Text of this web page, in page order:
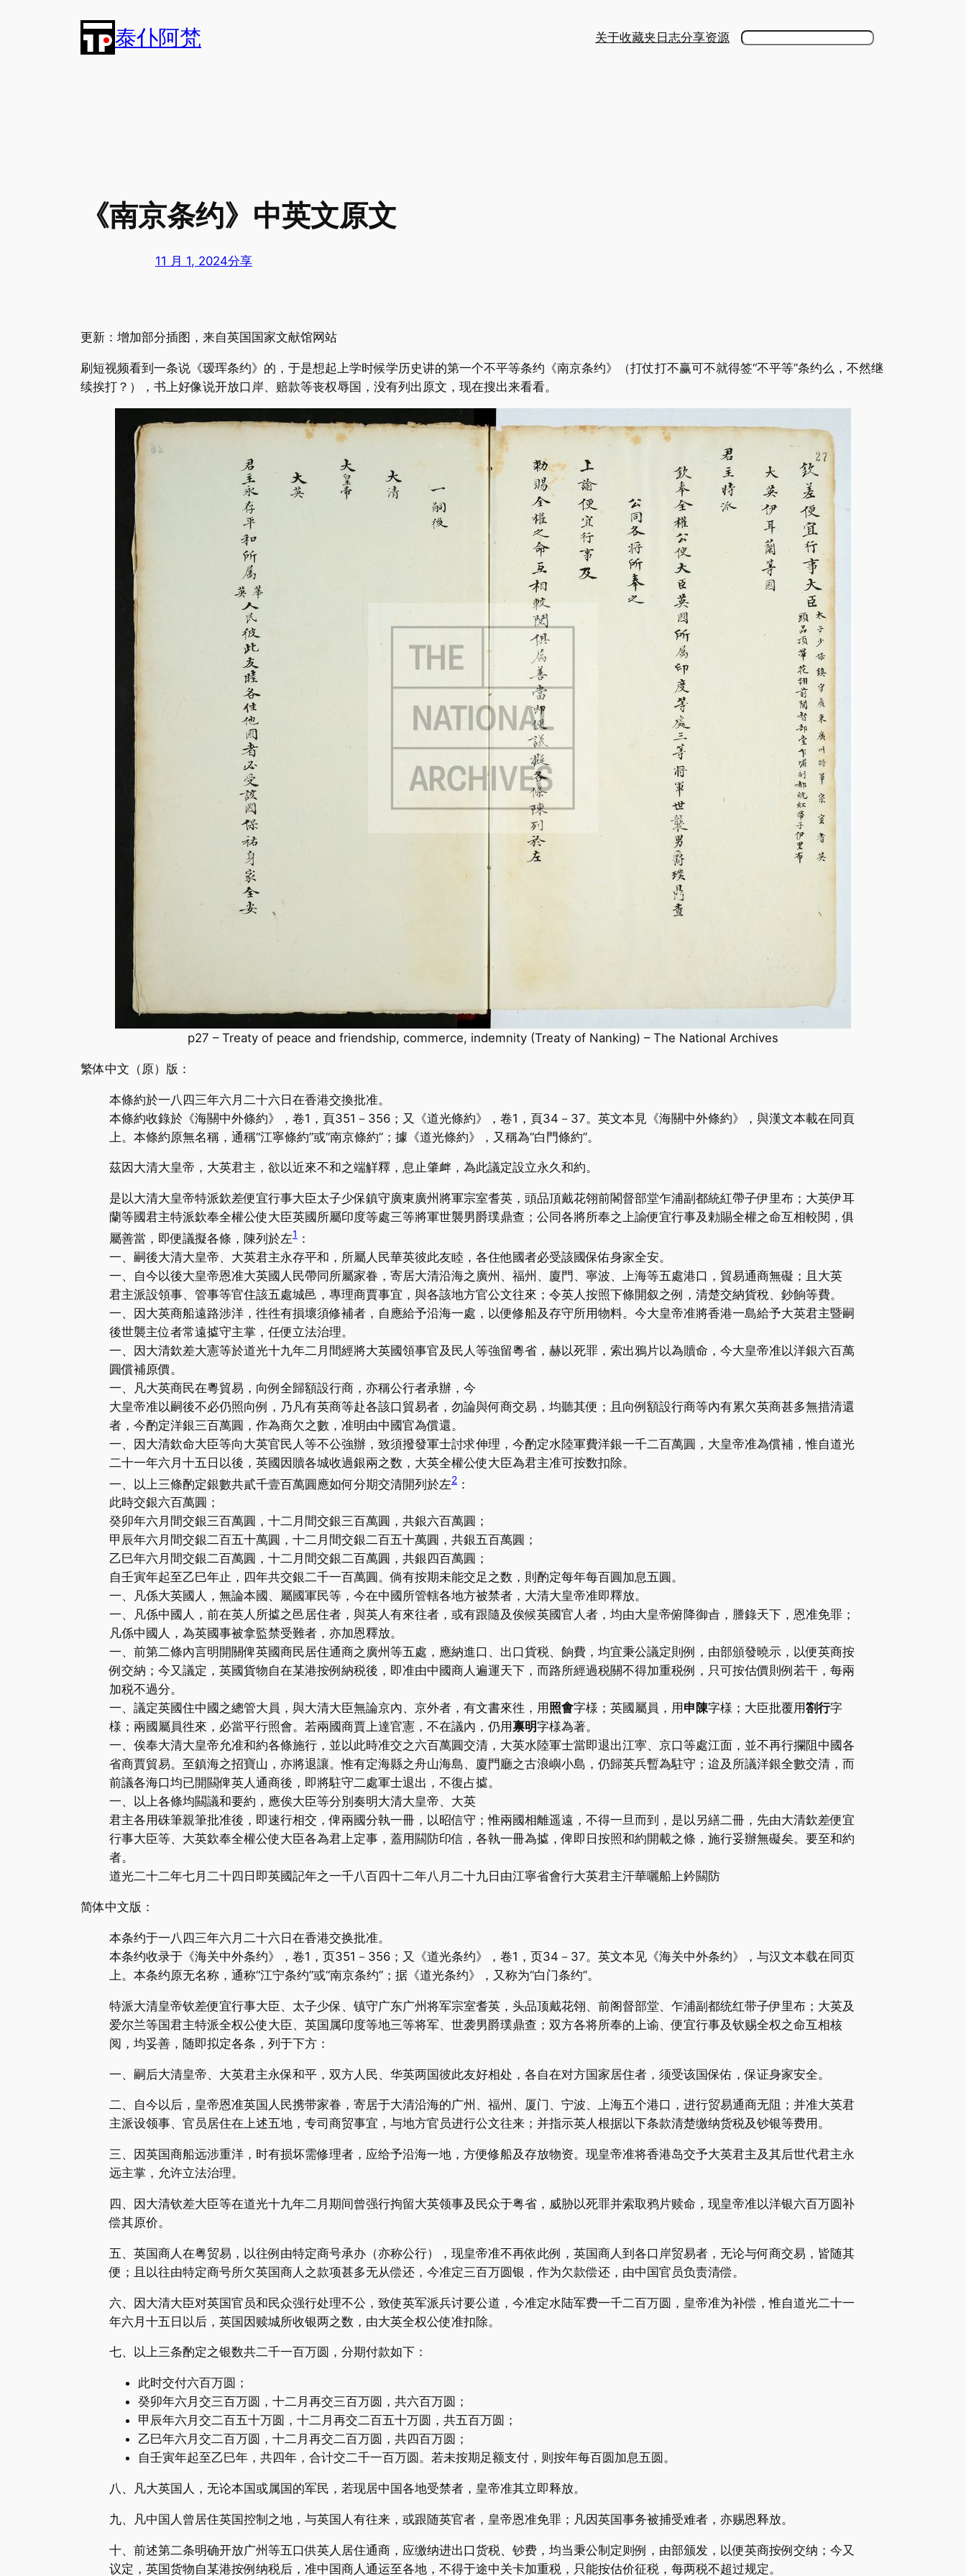
泰仆阿梵 关于收藏夹 日志分享资源
搜
《南京条约》中英文原文
11 月 1, 2024分享
更新：增加部分插图，来自英国国家文献馆网站
刷短视频看到一条说《瑷珲条约》的，于是想起上学时候学历史讲的第一个不平等条约《南京条约》（打仗打不赢可不就得签“不平等”条约么，不然继
续挨打？），书上好像说开放口岸、赔款等丧权辱国，没有列出原文，现在搜出来看看。
p27 – Treaty of peace and friendship, commerce, indemnity (Treaty of Nanking) – The National Archives
繁体中文（原）版：
本條約於一八四三年六月二十六日在香港交換批准。
本條約收錄於《海關中外條約》，卷1，頁351－356；又《道光條約》，卷1，頁34－37。英文本見《海關中外條約》，與漢文本載在同頁
上。本條約原無名稱，通稱“江寧條約”或“南京條約”；據《道光條約》，又稱為“白門條約”。
茲因大清大皇帝，大英君主，欲以近來不和之端觧釋，息止肇衅，為此議定設立永久和約。
是以大清大皇帝特派欽差便宜行事大臣太子少保鎮守廣東廣州將軍宗室耆英，頭品頂戴花翎前閣督部堂乍浦副都統紅帶子伊里布；大英伊耳
蘭等國君主特派欽奉全權公使大臣英國所屬印度等處三等將軍世襲男爵璞鼎查；公同各將所奉之上諭便宜行事及勅賜全權之命互相較閱，俱
屬善當，即便議擬各條，陳列於左1 ：
一、嗣後大清大皇帝、大英君主永存平和，所屬人民華英彼此友睦，各住他國者必受該國保佑身家全安。
一、自今以後大皇帝恩准大英國人民帶同所屬家眷，寄居大清沿海之廣州、福州、廈門、寧波、上海等五處港口，貿易通商無礙；且大英
君主派設領事、管事等官住該五處城邑，專理商賈事宜，與各該地方官公文往來；令英人按照下條開叙之例，清楚交納貨稅、鈔餉等費。
一、因大英商船遠路涉洋，徃徃有損壞須修補者，自應給予沿海一處，以便修船及存守所用物料。今大皇帝准將香港一島給予大英君主暨嗣
後世襲主位者常遠㨿守主掌，任便立法治理。
一、因大清欽差大憲等於道光十九年二月間經將大英國領事官及民人等強留粵省，赫以死罪，索出鴉片以為贖命，今大皇帝准以洋銀六百萬
圓償補原價。
一、凡大英商民在粵貿易，向例全歸額設行商，亦稱公行者承辦，今
大皇帝准以嗣後不必仍照向例，乃凡有英商等赴各該口貿易者，勿論與何商交易，均聽其便；且向例額設行商等內有累欠英商甚多無措清還
者，今酌定洋銀三百萬圓，作為商欠之數，准明由中國官為償還。
一、因大清欽命大臣等向大英官民人等不公強辦，致須撥發軍士討求伸理，今酌定水陸軍費洋銀一千二百萬圓，大皇帝准為償補，惟自道光
二十一年六月十五日以後，英國因贖各城收過銀兩之数，大英全權公使大臣為君主准可按数扣除。
一、以上三條酌定銀數共貳千壹百萬圓應如何分期交清開列於左2 ：
此時交銀六百萬圓；
癸卯年六月間交銀三百萬圓，十二月間交銀三百萬圓，共銀六百萬圓；
甲辰年六月間交銀二百五十萬圓，十二月間交銀二百五十萬圓，共銀五百萬圓；
乙巳年六月間交銀二百萬圓，十二月間交銀二百萬圓，共銀四百萬圓；
自壬寅年起至乙巳年止，四年共交銀二千一百萬圓。倘有按期未能交足之数，則酌定每年每百圓加息五圓。
一、凡係大英國人，無論本國、屬國軍民等，今在中國所管轄各地方被禁者，大清大皇帝准即釋放。
一、凡係中國人，前在英人所㨿之邑居住者，與英人有來往者，或有跟隨及俟候英國官人者，均由大皇帝俯降御㫖，謄錄天下，恩准免罪；
凡係中國人，為英國事被拿監禁受難者，亦加恩釋放。
一、前第二條內言明開關俾英國商民居住通商之廣州等五處，應納進口、出口貨税、餉費，均宜秉公議定則例，由部頒發曉示，以便英商按
例交納；今又議定，英國貨物自在某港按例納税後，即准由中國商人遍運天下，而路所經過税關不得加重税例，只可按估價則例若干，每兩
加税不過分。
一、議定英國住中國之總管大員，與大清大臣無論京內、京外者，有文書來徃，用 照㑹字様；英國屬員，用 申陳字様；大臣批覆用劄行字
様；兩國屬員徃來，必當平行照會。若兩國商賈上達官憲，不在議內，仍用 禀明字様為著。
一、俟奉大清大皇帝允准和約各條施行，並以此時准交之六百萬圓交清，大英水陸軍士當即退出江寕、京口等處江面，並不再行攔阻中國各
省商賈貿易。至鎮海之招寶山，亦將退讓。惟有定海縣之舟山海島、廈門廳之古浪嶼小島，仍歸英兵暫為駐守；迨及所議洋銀全數交清，而
前議各海口均已開闗俾英人通商後，即將駐守二處軍士退出，不復占㨿。
一、以上各條均闗議和要約，應俟大臣等分別奏明大清大皇帝、大英
君主各用硃筆親筆批准後，即速行相交，俾兩國分執一冊，以昭信守；惟兩國相離遥遠，不得一旦而到，是以另繕二冊，先由大清欽差便宜
行事大臣等、大英欽奉全權公使大臣各為君上定事，蓋用闗防印信，各執一冊為㨿，俾即日按照和約開載之條，施行妥辦無礙矣。要至和約
者。
道光二十二年七月二十四日即英國記年之一千八百四十二年八月二十九日由江寧省會行大英君主汗華囇船上鈐闗防
简体中文版：
本条约于一八四三年六月二十六日在香港交换批准。
本条约收录于《海关中外条约》，卷1，页351－356；又《道光条约》，卷1，页34－37。英文本见《海关中外条约》，与汉文本载在同页
上。本条约原无名称，通称“江宁条约”或“南京条约”；据《道光条约》，又称为“白门条约”。
特派大清皇帝钦差便宜行事大臣、太子少保、镇守广东广州将军宗室耆英，头品顶戴花翎、前阁督部堂、乍浦副都统红带子伊里布；大英及
爱尔兰等国君主特派全权公使大臣、英国属印度等地三等将军、世袭男爵璞鼎查；双方各将所奉的上谕、便宜行事及钦赐全权之命互相核
阅，均妥善，随即拟定各条，列于下方：
一、嗣后大清皇帝、大英君主永保和平，双方人民、华英两国彼此友好相处，各自在对方国家居住者，须受该国保佑，保证身家安全。
二、自今以后，皇帝恩准英国人民携带家眷，寄居于大清沿海的广州、福州、厦门、宁波、上海五个港口，进行贸易通商无阻；并准大英君
主派设领事、官员居住在上述五地，专司商贸事宜，与地方官员进行公文往来；并指示英人根据以下条款清楚缴纳货税及钞银等费用。
三、因英国商船远涉重洋，时有损坏需修理者，应给予沿海一地，方便修船及存放物资。现皇帝准将香港岛交予大英君主及其后世代君主永
远主掌，允许立法治理。
四、因大清钦差大臣等在道光十九年二月期间曾强行拘留大英领事及民众于粤省，威胁以死罪并索取鸦片赎命，现皇帝准以洋银六百万圆补
偿其原价。
五、英国商人在粤贸易，以往例由特定商号承办（亦称公行），现皇帝准不再依此例，英国商人到各口岸贸易者，无论与何商交易，皆随其
便；且以往由特定商号所欠英国商人之款项甚多无从偿还，今准定三百万圆银，作为欠款偿还，由中国官员负责清偿。
六、因大清大臣对英国官员和民众强行处理不公，致使英军派兵讨要公道，今准定水陆军费一千二百万圆，皇帝准为补偿，惟自道光二十一
年六月十五日以后，英国因赎城所收银两之数，由大英全权公使准扣除。
七、以上三条酌定之银数共二千一百万圆，分期付款如下：
此时交付六百万圆；
癸卯年六月交三百万圆，十二月再交三百万圆，共六百万圆；
甲辰年六月交二百五十万圆，十二月再交二百五十万圆，共五百万圆；
乙巳年六月交二百万圆，十二月再交二百万圆，共四百万圆；
自壬寅年起至乙巳年，共四年，合计交二千一百万圆。若未按期足额支付，则按年每百圆加息五圆。
八、凡大英国人，无论本国或属国的军民，若现居中国各地受禁者，皇帝准其立即释放。
九、凡中国人曾居住英国控制之地，与英国人有往来，或跟随英官者，皇帝恩准免罪；凡因英国事务被捕受难者，亦赐恩释放。
十、前述第二条明确开放广州等五口供英人居住通商，应缴纳进出口货税、钞费，均当秉公制定则例，由部颁发，以便英商按例交纳；今又
议定，英国货物自某港按例纳税后，准中国商人通运至各地，不得于途中关卡加重税，只能按估价征税，每两税不超过规定。